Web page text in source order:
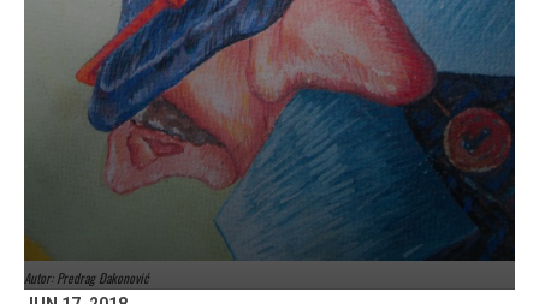
Autor: Predrag Đakonović